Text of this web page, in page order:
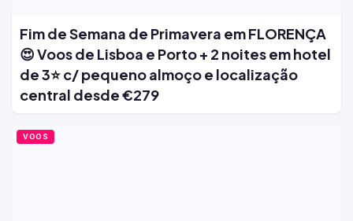
Fim de Semana de Primavera em FLORENÇA
😍 Voos de Lisboa e Porto + 2 noites em hotel
de 3⭐ c/ pequeno almoço e localização
central desde €279
VOOS